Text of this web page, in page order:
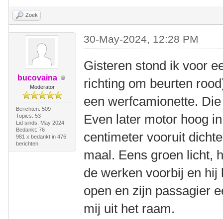
Zoek
bucovaina
Moderator
Berichten: 509
Topics: 53
Lid sinds: May 2024
Bedankt: 76
981 x bedankt in 476
berichten
30-May-2024, 12:28 PM
Gisteren stond ik voor
richting om beurten
een werfcamionette.
Even later motor hoog
centimeter vooruit
maal. Eens groen licht,
de werken voorbij en
open en zijn passagier
mij uit het raam.